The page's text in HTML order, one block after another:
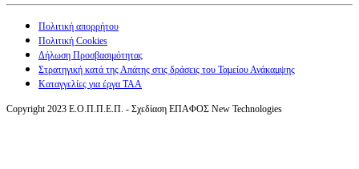
Πολιτική απορρήτου
Πολιτική Cookies
Δήλωση Προσβασιμότητας
Στρατηγική κατά της Απάτης στις δράσεις του Ταμείου Ανάκαμψης
Καταγγελίες για έργα ΤΑΑ
Copyright 2023 Ε.Ο.Π.Π.Ε.Π. - Σχεδίαση ΕΠΑΦΟΣ New Technologies